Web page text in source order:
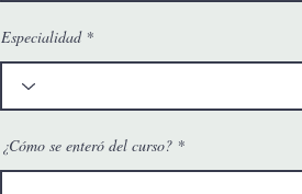
Especialidad
¿Cómo se enteró del curso?